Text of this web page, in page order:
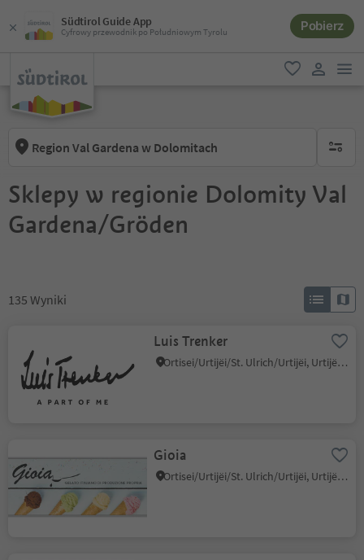
Südtirol Guide App
Cyfrowy przewodnik po Południowym Tyrolu Pobierz
ulubione
Region Val Gardena w Dolomitach brak
Sklepy w regionie Dolomity Val
Gardena/Gröden
135 Wyniki
Luis Trenker
Ortisei/Urtijëi/St. Ulrich/Urtijëi, Urtijëi/Ortisei, Dolomites Region Val Gardena
Gioia
Ortisei/Urtijëi/St. Ulrich/Urtijëi, Urtijëi/Ortisei, Dolomites Region Val Gardena